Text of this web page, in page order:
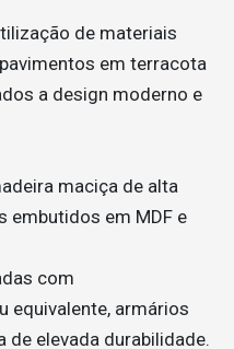
de materiais
em terracota
a design moderno e
maciça de alta
embutidos em MDF e
com
equivalente, armários
de elevada durabilidade.